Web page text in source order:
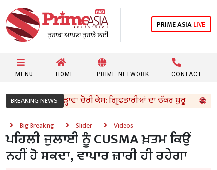
PRIME ASIALIVE
MENU HOME PRIME NETWORK CONTACT
BREAKING NEWS
ਰਾਮ ਮੰਦਿਰ ਚੜ੍ਹਾਵਾ ਚੋਰੀ ਕੇਸ: ਗ੍ਰਿਫਤਾਰੀਆਂ ਦਾ ਚੱਕਰ ਸ਼ੁਰੂ
Big Breaking Slider Videos
ਪਹਿਲੀ ਜੁਲਾਈ ਨੂੰ CUSMA ਖ਼ਤਮ ਕਿਉਂ
ਨਹੀਂ ਹੋ ਸਕਦਾ, ਵਾਪਾਰ ਜ਼ਾਰੀ ਹੀ ਰਹੇਗਾ